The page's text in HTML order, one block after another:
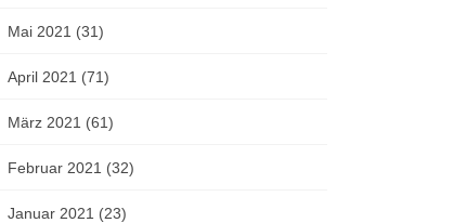
Mai 2021 (31)
April 2021 (71)
März 2021 (61)
Februar 2021 (32)
Januar 2021 (23)